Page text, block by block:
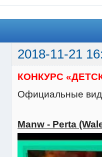
2018-11-21
КОНКУРС
Официальные
Manw - Perta